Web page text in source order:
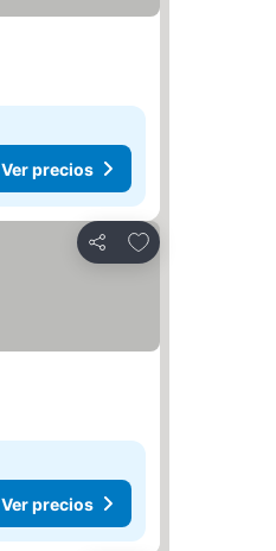
Ver precios
Compartir
Añadir a favoritos
Ver precios